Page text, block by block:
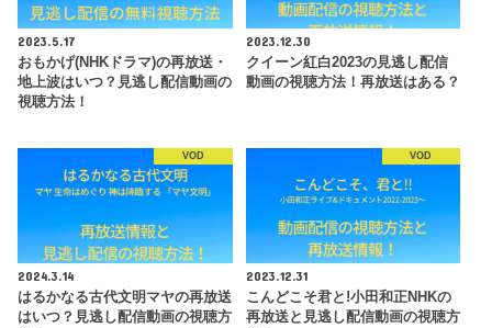
2023.5.17
おもかげ(NHKドラマ)の再放送・
地上波はいつ？見逃し配信動画の
視聴方法！
2023.12.30
クイーン紅白2023の見逃し配信
動画の視聴方法！再放送はある？
VOD
2024.3.14
はるかなる古代文明マヤの再放送
はいつ？見逃し配信動画の視聴方
VOD
2023.12.31
こんどこそ君と!小田和正NHKの
再放送と見逃し配信動画の視聴方